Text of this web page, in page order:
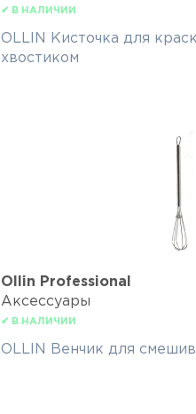
✔ В НАЛИЧИИ
OLLIN Кисточка для
хвостиком
Ollin Professional
Аксессуары
✔ В НАЛИЧИИ
OLLIN Венчик для